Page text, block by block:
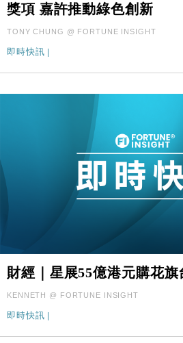
獎項 嘉許推動綠色創新
TONY CHUNG @ FORTUNE INSIGHT
即時快訊 |
財經｜星展55億港元購花
KENNETH @ FORTUNE INSIGHT
即時快訊 |